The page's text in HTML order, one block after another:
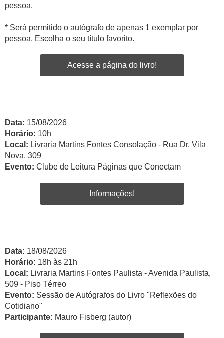
pessoa.
* Será permitido o autógrafo de apenas 1 exemplar por
pessoa. Escolha o seu título favorito.
Acesse a página do livro!
Data: 15/08/2026
Horário: 10h
Local: Livraria Martins Fontes Consolação - Rua Dr. Vila
Nova, 309
Evento: Clube de Leitura Páginas que Conectam
Informações!
Data: 18/08/2026
Horário: 18h às 21h
Local: Livraria Martins Fontes Paulista - Avenida Paulista,
509 - Piso Térreo
Evento: Sessão de Autógrafos do Livro "Reflexões do
Cotidiano"
Participante: Mauro Fisberg (autor)